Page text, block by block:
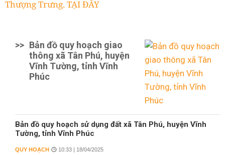
Thượng Trưng. TẠI ĐÂY
>> Bản đồ quy hoạch giao
thông xã Tân Phú, huyện
Vĩnh Tường, tỉnh Vĩnh
Phúc
Bản đồ quy hoạch sử dụng đất xã Tân Phú, huyện Vĩnh
Tường, tỉnh Vĩnh Phúc
QUY HOẠCH 10:33 | 18/04/2025